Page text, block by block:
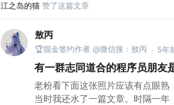
江之岛的猫 赞了这篇文章
敖丙
🏆掘金签约作者 @微信搜：敖丙 · 5年
有一群志同道合的程序员朋友
老粉看下面这张照片应该有点眼熟
当时我还水了一篇文章。时隔一